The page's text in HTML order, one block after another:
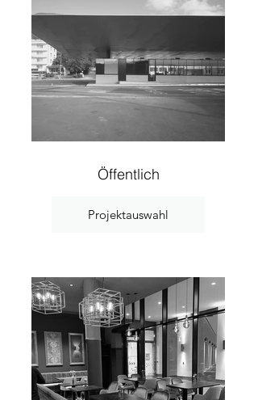
Öffentlich
Projektauswahl